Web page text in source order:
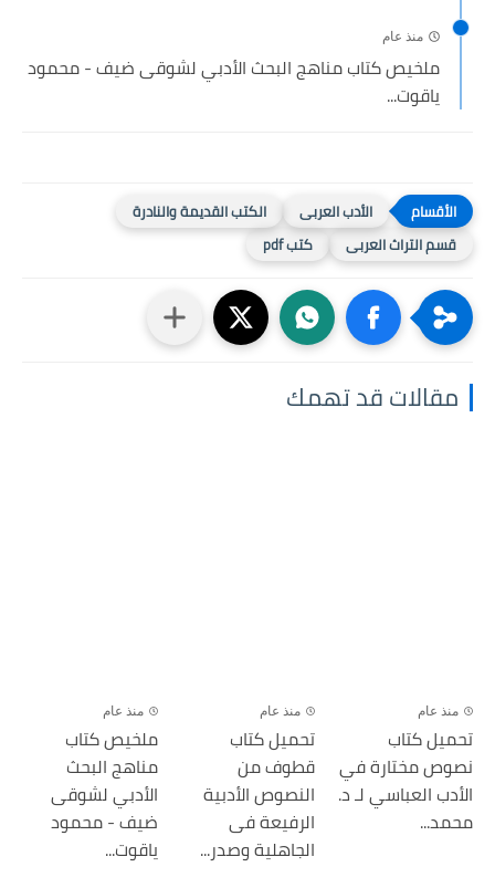
منذ عام
ملخيص كتاب مناهج البحث الأدبي لشوقى ضيف - محمود
ياقوت...
الأدب العربى
الكتب القديمة والنادرة
قسم التراث العربى
كتب pdf
مقالات قد تهمك
منذ عام
تحميل كتاب
نصوص مختارة في
الأدب العباسي لـ د.
محمد...
منذ عام
تحميل كتاب
قطوف من
النصوص الأدبية
الرفيعة فى
الجاهلية وصدر...
منذ عام
ملخيص كتاب
مناهج البحث
الأدبي لشوقى
ضيف - محمود
ياقوت...